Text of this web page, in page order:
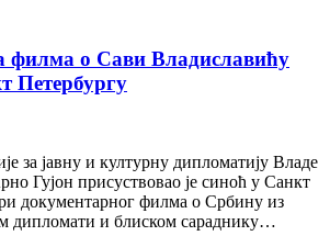
филма о Сави Владиславићу
Петербургу
за јавну и културну дипломатију Владе
Гујон присуствовао је синоћ у Санкт
документарног филма о Србину из
дипломати и блиском сараднику…